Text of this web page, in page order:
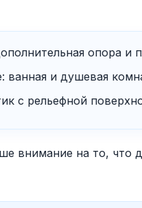
опора
ванная и душевая
с рельефной
внимание на то, что